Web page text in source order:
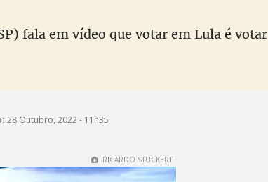
fala em vídeo que votar em Lula é votar
28 Outubro, 2022 - 11h35
RICARDO STUCKERT